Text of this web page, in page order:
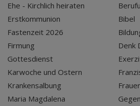
Ehe - Kirchlich heiraten
Erstkommunion
Fastenzeit 2026
Firmung
Gottesdienst
Karwoche und Ostern
Krankensalbung
Maria Magdalena
Bibel
Denk